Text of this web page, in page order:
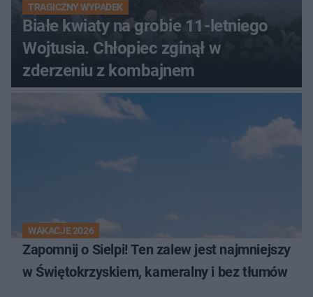
TRAGICZNY WYPADEK
Białe kwiaty na grobie 11-letniego
Wojtusia. Chłopiec zginął w
zderzeniu z kombajnem
WAKACJE 2026
Zapomnij o Sielpi! Ten zalew jest najmniejszy
w Świętokrzyskiem, kameralny i bez tłumów